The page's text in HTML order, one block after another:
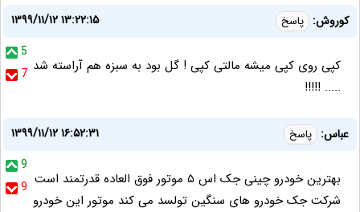
کوروش: پاسخ
۱۳۹۹/۱۱/۱۲ ۱۳:۲۲:۱۵
5
7 کپی روی کپی میشه مالتی کپی ! گل بود به سبزه هم آراسته شد
..... !!!!!
عباس: پاسخ
۱۳۹۹/۱۱/۱۲ ۱۶:۵۲:۳۱
9
9 بهترین خودرو چینی جک اس ۵ موتور فوق العاده قدرتمند است
شرکت جک خودرو های سنگین تولسد می کند موتور این خودرو